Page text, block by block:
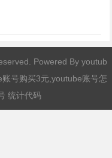
Powered By youtub
号购买3元,youtube账号怎
统计代码